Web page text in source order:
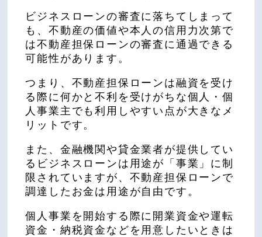
ビジネスローンの審査に落ちてしまって
も、不動産の価値や本人の信用力次第で
は不動産担保ローンの審査に通過できる
可能性があります。
つまり、不動産担保ローンは融資を受け
る際に何かと不利を受けがちな個人・個
人事業主でも利用しやすい点が大きなメ
リットです。
また、金融機関や貸金業者が提供してい
るビジネスローンは用途が「事業」に制
限されていますが、不動産担保ローンで
調達したお金は用途が自由です。
個人事業を開始する際に開業資金や運転
資金・納税資金などを用意したいときは